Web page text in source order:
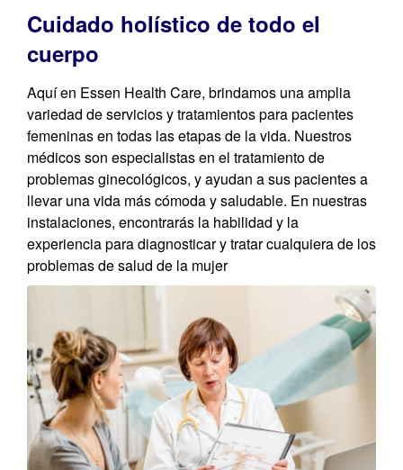
Cuidado holístico de todo el
cuerpo
Aquí en Essen Health Care, brindamos una amplia
variedad de servicios y tratamientos para pacientes
femeninas en todas las etapas de la vida. Nuestros
médicos son especialistas en el tratamiento de
problemas ginecológicos, y ayudan a sus pacientes a
llevar una vida más cómoda y saludable. En nuestras
instalaciones, encontrarás la habilidad y la
experiencia para diagnosticar y tratar cualquiera de los
problemas de salud de la mujer